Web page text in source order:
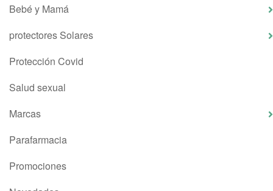
Bebé y Mamá
protectores Solares
Protección Covid
Salud sexual
Marcas
Parafarmacia
Promociones